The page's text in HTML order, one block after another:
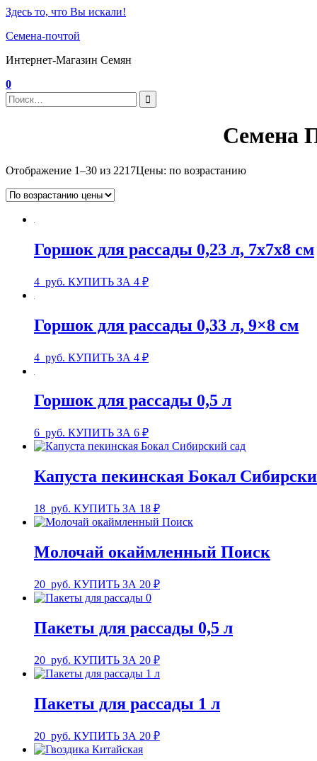
Здесь то, что Вы искали!
Семена-почтой
Интернет-Магазин Семян
0
Семена
Отображение 1–30 из 2217Цены: по возрастанию
Горшок для рассады 0,23 л, 7x7x8 см
4 руб. КУПИТЬ ЗА 4 ₽
Горшок для рассады 0,33 л, 9×8 см
4 руб. КУПИТЬ ЗА 4 ₽
Горшок для рассады 0,5 л
6 руб. КУПИТЬ ЗА 6 ₽
Капуста пекинская Бокал
18 руб. КУПИТЬ ЗА 18 ₽
Молочай окаймленный Поиск
20 руб. КУПИТЬ ЗА 20 ₽
Пакеты для рассады 0,5 л
20 руб. КУПИТЬ ЗА 20 ₽
Пакеты для рассады 1 л
20 руб. КУПИТЬ ЗА 20 ₽